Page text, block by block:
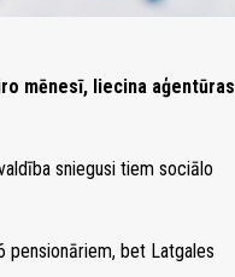
mēnesī, liecina aģentūras
sniegusi tiem sociālo
pensionāriem, bet Latgales